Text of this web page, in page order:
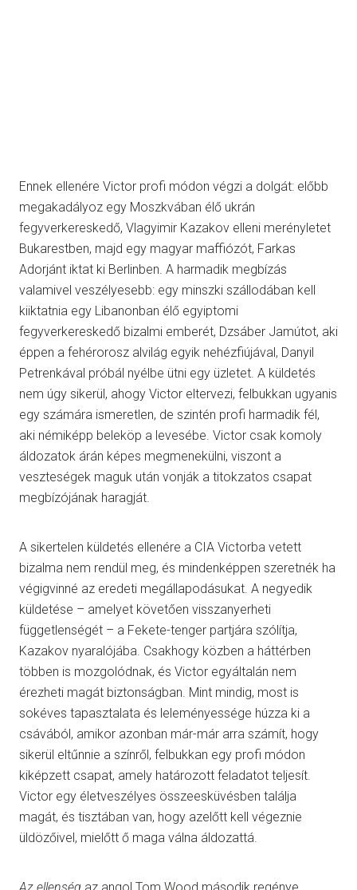
Ennek ellenére Victor profi módon végzi a dolgát: előbb
megakadályoz egy Moszkvában élő ukrán
fegyverkereskedő, Vlagyimir Kazakov elleni merényletet
Bukarestben, majd egy magyar maffiózót, Farkas
Adorjánt iktat ki Berlinben. A harmadik megbízás
valamivel veszélyesebb: egy minszki szállodában kell
kiiktatnia egy Libanonban élő egyiptomi
fegyverkereskedő bizalmi emberét, Dzsáber Jamútot, aki
éppen a fehérorosz alvilág egyik nehézfiújával, Danyil
Petrenkával próbál nyélbe ütni egy üzletet. A küldetés
nem úgy sikerül, ahogy Victor eltervezi, felbukkan ugyanis
egy számára ismeretlen, de szintén profi harmadik fél,
aki némiképp beleköp a levesébe. Victor csak komoly
áldozatok árán képes megmenekülni, viszont a
veszteségek maguk után vonják a titokzatos csapat
megbízójának haragját.
A sikertelen küldetés ellenére a CIA Victorba vetett
bizalma nem rendül meg, és mindenképpen szeretnék ha
végigvinné az eredeti megállapodásukat. A negyedik
küldetése – amelyet követően visszanyerheti
függetlenségét – a Fekete-tenger partjára szólítja,
Kazakov nyaralójába. Csakhogy közben a háttérben
többen is mozgolódnak, és Victor egyáltalán nem
érezheti magát biztonságban. Mint mindig, most is
sokéves tapasztalata és leleményessége húzza ki a
csávából, amikor azonban már-már arra számít, hogy
sikerül eltűnnie a színről, felbukkan egy profi módon
kiképzett csapat, amely határozott feladatot teljesít.
Victor egy életveszélyes összeesküvésben találja
magát, és tisztában van, hogy azelőtt kell végeznie
üldözőivel, mielőtt ő maga válna áldozattá.
Az ellenség az angol Tom Wood második regénye.